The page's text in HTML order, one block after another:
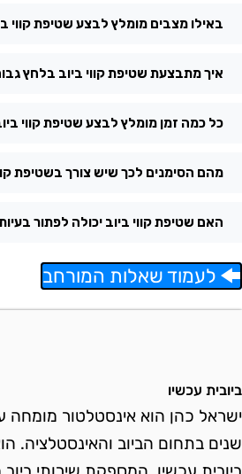
באילו מצבים מומלץ לבצע שטיפת קווי
איך מתבצעת שטיפת קווי ביוב בלחץ
כל כמה זמן מומלץ לבצע שטיפת קווי
מהם הסימנים לכך שיש צורך בשטיפת
האם שטיפת קווי ביוב יכולה לפתור
לעמוד שאלות המורחב
עכשיו
בתחום הביוב והאינסטלציה.